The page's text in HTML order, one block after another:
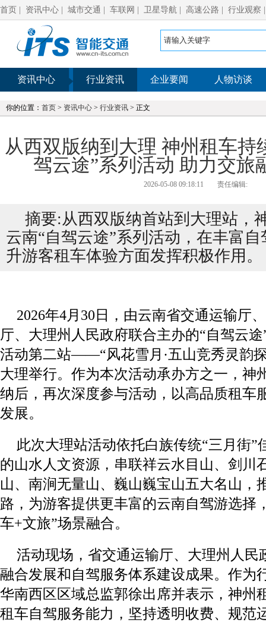
首页 资讯中心 城市交通 车联网 卫星导航 高速公路 行业观察
资讯中心 行业资讯 企业要闻 人物访谈
你的位置： 首页 > 资讯中心 > 行业资讯 > 正文
从西双版纳到大理 神州租车持
驾云途”系列活动 助力交旅
2026-05-08 09:18:11 责任编辑:
摘要:从西双版纳首站到大理站，
云南“自驾云途”系列活动，在丰富
升游客租车体验方面发挥积极作用。
2026年4月30日，由云南省交通运输厅
厅、大理州人民政府联合主办的“自驾云
活动第二站——“风花雪月·五山竞秀灵韵
大理举行。作为本次活动承办方之一，神
纳后，再次深度参与活动，以高品质租车
发展。
此次大理站活动依托白族传统“三月街”
的山水人文资源，串联祥云水目山、剑川
山、南涧无量山、巍山巍宝山五大名山，
路，为游客提供更丰富的云南自驾游选择
车+文旅”场景融合。
活动现场，省交通运输厅、大理州人民
融合发展和自驾服务体系建设成果。作为
华南西区区域总监郭徐出席并表示，神州
租车自驾服务能力，坚持透明收费、规范
杨金才：民营企业撑起无人机和低空经济...